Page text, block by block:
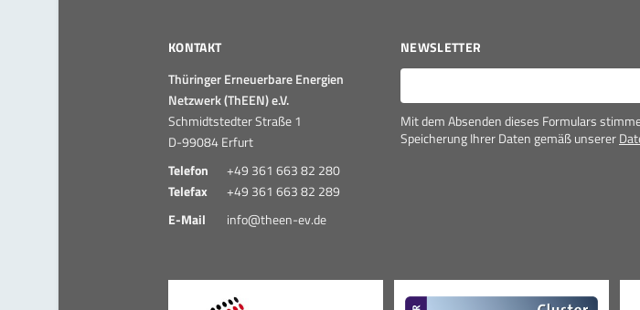
KONTAKT
Thüringer Erneuerbare Energien
Netzwerk (ThEEN) e.V.
Schmidtstedter Straße 1
D-99084 Erfurt
Telefon
+49 361 663 82 280
Telefax
+49 361 663 82 289
E-Mail
info@theen-ev.de
NEWSLETTER
E-Mail*
Mit dem Absenden dieses Formulars
Speicherung Ihrer Daten gemäß unserer